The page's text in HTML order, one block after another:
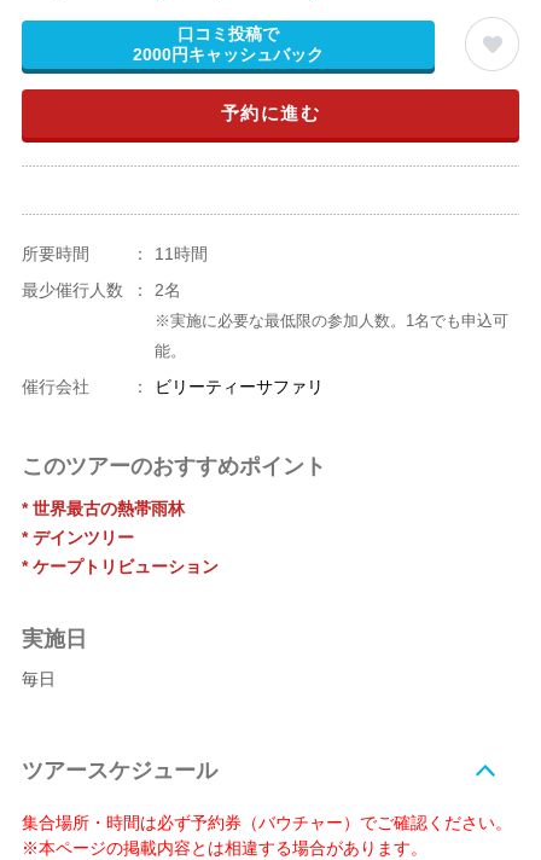
口コミ投稿で
2000円キャッシュバック
予約に進む
所要時間 ：
11時間
最少催行人数
： 2名
※実施に必要な最低限の参加人数。1名でも申込可
能。
催行会社 ： ビリーティーサファリ
このツアーのおすすめポイント
* 世界最古の熱帯雨林
* デインツリー
* ケープトリビューション
実施日
毎日
ツアースケジュール
集合場所・時間は必ず予約券（バウチャー）でご確認ください。
※本ページの掲載内容とは相違する場合があります。